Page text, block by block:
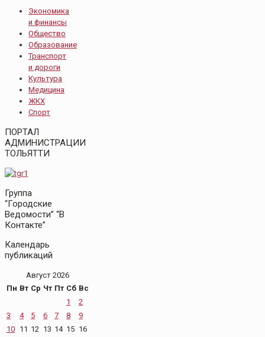
Экономика
и финансы
Общество
Образование
Транспорт
и дороги
Культура
Медицина
ЖКХ
Спорт
ПОРТАЛ
АДМИНИСТРАЦИИ
ТОЛЬЯТТИ
Группа
“Городские
Ведомости” “В
Контакте”
Календарь
публикаций
Август 2026
Пн Вт Ср Чт Пт Сб Вс
1
2
3
4 5 6 7 8
9
10 11 12 13 14 15 16